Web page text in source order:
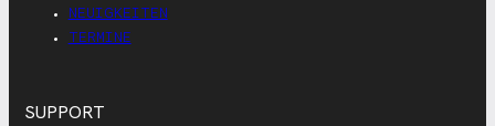
NEUIGKEITEN
TERMINE
SUPPORT